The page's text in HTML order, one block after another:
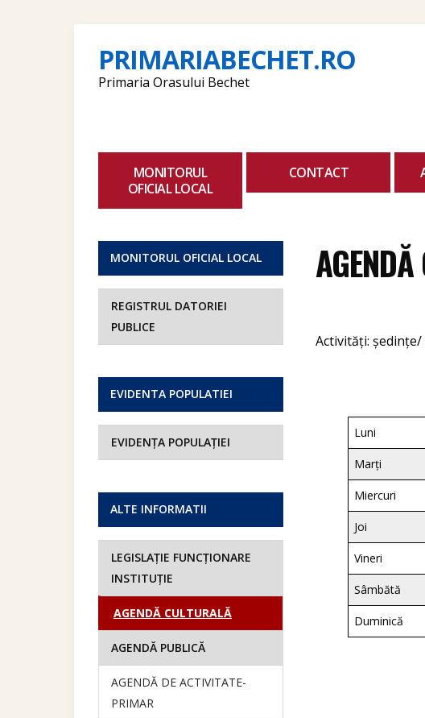
PRIMARIABECHET.RO
Primaria Orasului Bechet
MONITORUL
OFICIAL LOCAL
CONTACT
MONITORUL OFICIAL LOCAL
REGISTRUL DATORIEI
PUBLICE
EVIDENTA POPULATIEI
EVIDENȚA POPULAȚIEI
ALTE INFORMATII
LEGISLAȚIE FUNCȚIONARE
INSTITUȚIE
AGENDĂ CULTURALĂ
AGENDĂ PUBLICĂ
AGENDĂ DE ACTIVITATE-
PRIMAR
Activități:
Luni
Marți
Miercuri
Joi
Vineri
Sâmbătă
Duminică